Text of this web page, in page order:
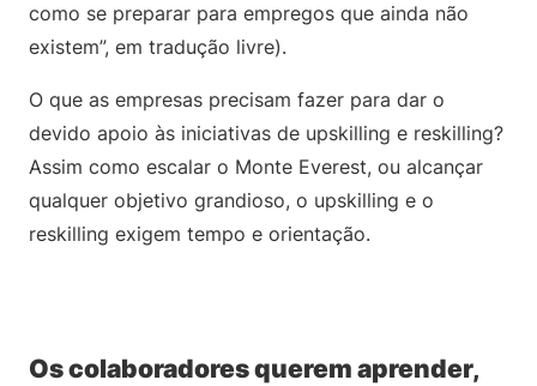
como se preparar para empregos que ainda não
existem”, em tradução livre).
O que as empresas precisam fazer para dar o
devido apoio às iniciativas de upskilling e reskilling?
Assim como escalar o Monte Everest, ou alcançar
qualquer objetivo grandioso, o upskilling e o
reskilling exigem tempo e orientação.
Os colaboradores querem aprender,